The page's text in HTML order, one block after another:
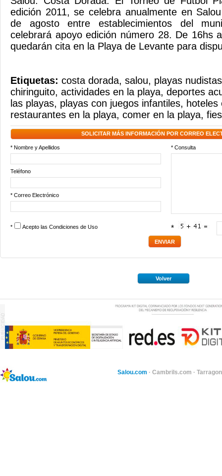
edición 2011, se celebra anualmente en
de agosto entre establecimientos del
celebrará apoyo edición número 28. De 16hs
quedarán cita en la Playa de Levante para
Etiquetas: costa dorada, salou, playas nudistas
chiringuito, actividades en la playa, deportes
las playas, playas con juegos infantiles, hoteles
restaurantes en la playa, comer en la playa,
SOLICITAR MÁS INFORMACIÓN POR CORREO
* Nombre y Apellidos * Consulta
Teléfono
* Correo Electrónico
* Acepto las Condiciones de Uso *
Volver
Salou.com · Cambrils.com ·